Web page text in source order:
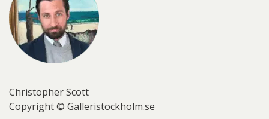
Christopher Scott
Copyright © Galleristockholm.se